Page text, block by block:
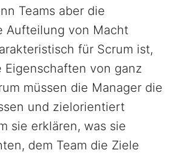
Teams aber die
Aufteilung von Macht
für Scrum ist,
Eigenschaften von ganz
müssen die Manager die
und zielorientiert
sie erklären, was sie
dem Team die Ziele